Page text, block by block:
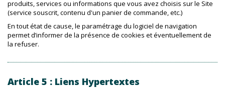
produits, services ou informations que vous avez choisis sur le Site
(service souscrit, contenu d'un panier de commande, etc.)
En tout état de cause, le paramétrage du logiciel de navigation
permet d’informer de la présence de cookies et éventuellement de
la refuser.
Article 5 : Liens Hypertextes